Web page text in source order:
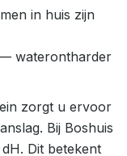
in huis zijn
waterontharder
zorgt u ervoor
Bij Boshuis
Dit betekent